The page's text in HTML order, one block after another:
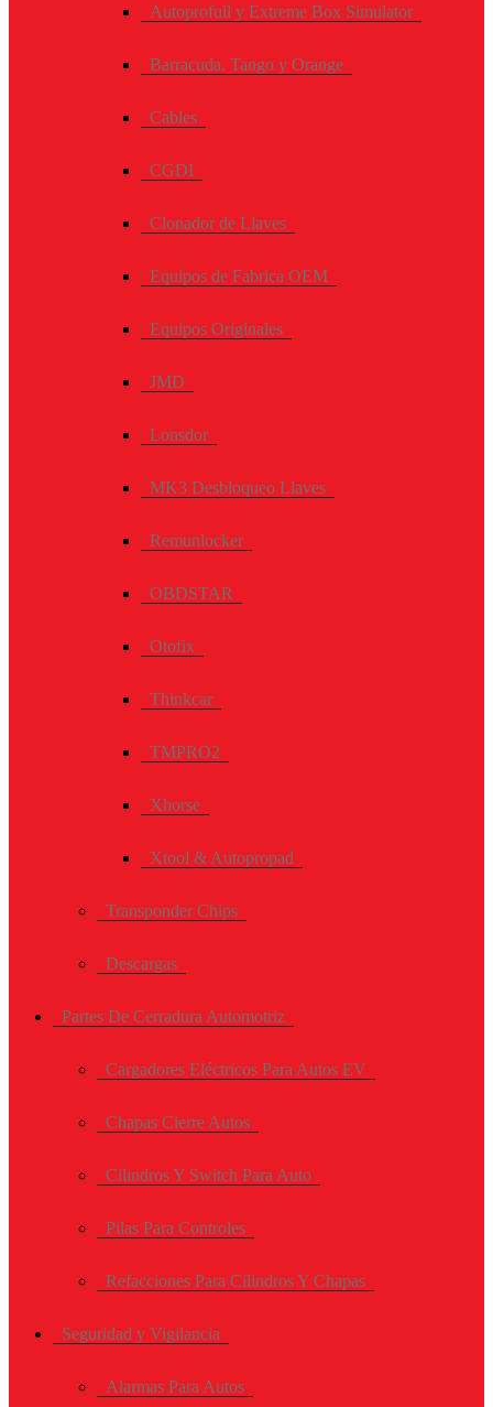
Autoprofull y Extreme Box Simulator
Barracuda, Tango y Orange
Cables
CGDI
Clonador de Llaves
Equipos de Fabrica OEM
Equipos Originales
JMD
Lonsdor
MK3 Desbloqueo Llaves
Remunlocker
OBDSTAR
Otofix
Thinkcar
TMPRO2
Xhorse
Xtool & Autopropad
Transponder Chips
Descargas
Partes De Cerradura Automotriz
Cargadores Eléctricos Para Autos EV
Chapas Cierre Autos
Cilindros Y Switch Para Auto
Pilas Para Controles
Refacciones Para Cilindros Y Chapas
Seguridad y Vigilancia
Alarmas Para Autos